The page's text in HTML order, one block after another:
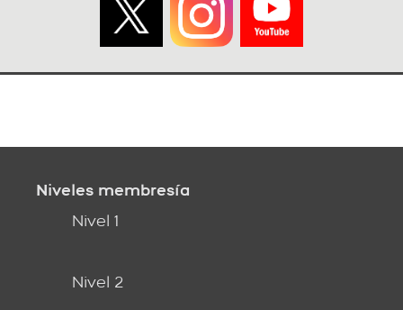
Niveles membresía
Nivel 1
Nivel 2